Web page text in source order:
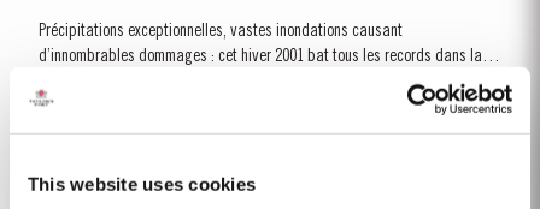
This website uses cookies
Précipitations exceptionnelles, vastes inondations causant
d’innombrables dommages : cet hiver 2001 bat tous les records dans la
L’été s’avère pour sa part chaud, mais...
2015